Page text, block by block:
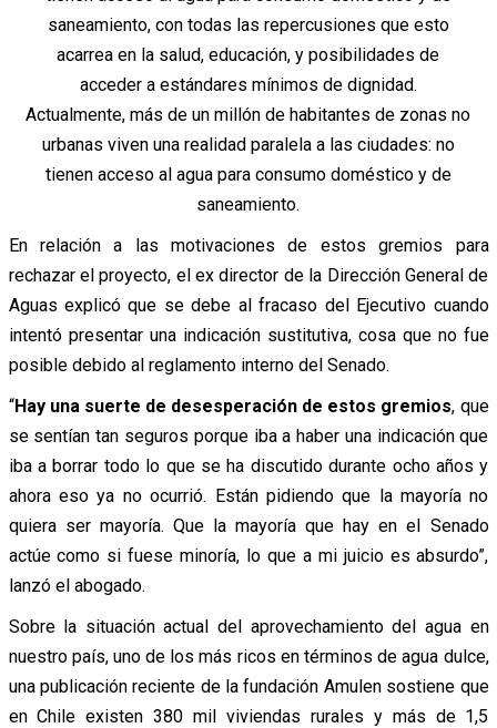
Actualmente, más de un millón de habitantes de zonas no
urbanas viven una realidad paralela a las ciudades: no
tienen acceso al agua para consumo doméstico y de
saneamiento.
En relación a las motivaciones de estos gremios para
rechazar el proyecto, el ex director de la Dirección General de
Aguas explicó que se debe al fracaso del Ejecutivo cuando
intentó presentar una indicación sustitutiva, cosa que no fue
posible debido al reglamento interno del Senado.
“Hay una suerte de desesperación de estos gremios, que
se sentían tan seguros porque iba a haber una indicación que
iba a borrar todo lo que se ha discutido durante ocho años y
ahora eso ya no ocurrió. Están pidiendo que la mayoría no
quiera ser mayoría. Que la mayoría que hay en el Senado
actúe como si fuese minoría, lo que a mi juicio es absurdo”,
lanzó el abogado.
Sobre la situación actual del aprovechamiento del agua en
nuestro país, uno de los más ricos en términos de agua dulce,
una publicación reciente de la fundación Amulen sostiene que
en Chile existen 380 mil viviendas rurales y más de 1,5